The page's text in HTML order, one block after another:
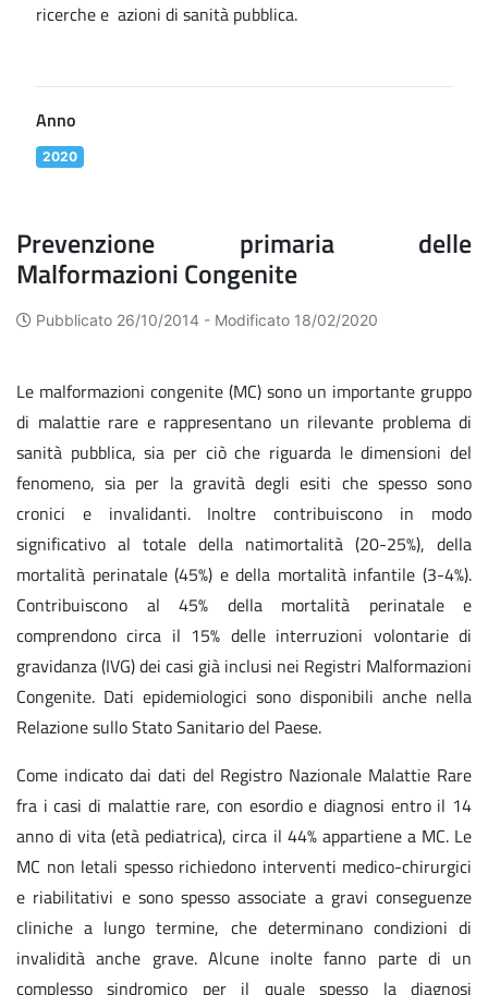
ricerche e azioni di sanità pubblica.
Anno
2020
Prevenzione primaria delle
Malformazioni Congenite
Pubblicato 26/10/2014 - Modificato 18/02/2020
Le malformazioni congenite (MC) sono un importante gruppo
di malattie rare e rappresentano un rilevante problema di
sanità pubblica, sia per ciò che riguarda le dimensioni del
fenomeno, sia per la gravità degli esiti che spesso sono
cronici e invalidanti. Inoltre contribuiscono in modo
significativo al totale della natimortalità (20-25%), della
mortalità perinatale (45%) e della mortalità infantile (3-4%).
Contribuiscono al 45% della mortalità perinatale e
comprendono circa il 15% delle interruzioni volontarie di
gravidanza (IVG) dei casi già inclusi nei Registri Malformazioni
Congenite. Dati epidemiologici sono disponibili anche nella
Relazione sullo Stato Sanitario del Paese.
Come indicato dai dati del Registro Nazionale Malattie Rare
fra i casi di malattie rare, con esordio e diagnosi entro il 14
anno di vita (età pediatrica), circa il 44% appartiene a MC. Le
MC non letali spesso richiedono interventi medico-chirurgici
e riabilitativi e sono spesso associate a gravi conseguenze
cliniche a lungo termine, che determinano condizioni di
invalidità anche grave. Alcune inolte fanno parte di un
complesso sindromico per il quale spesso la diagnosi